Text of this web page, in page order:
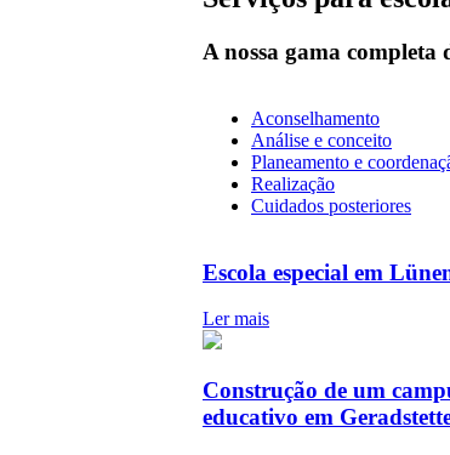
A nossa gama completa
Aconselhamento
Análise e conceito
Planeamento e
Realização
Cuidados posteriores
Escola especial em
Ler mais
Construção de um
educativo em